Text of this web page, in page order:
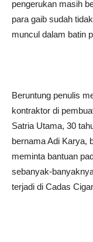
pengerukan masih
para gaib sudah
muncul dalam batin
Beruntung penulis
kontraktor di
Satria Utama, 30
bernama Adi Karya,
meminta bantuan
sebanyak-
terjadi di Cadas